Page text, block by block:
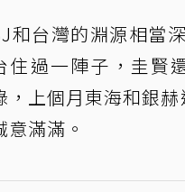
和台灣的淵源相當
住過一陣子，圭賢
，上個月東海和銀赫
意滿滿。